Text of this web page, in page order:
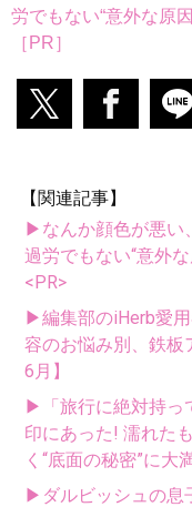
労でもない“意外な原
［PR］
【関連記事】
▶なんか顔色が悪い
過労でもない“意外
<PR>
▶編集部のiHerb愛
容のお悩み別、鉄板
6月】
▶「旅行に絶対持っ
印にあった! 濡れた
く“底面の秘密”に大
▶ダルビッシュの息